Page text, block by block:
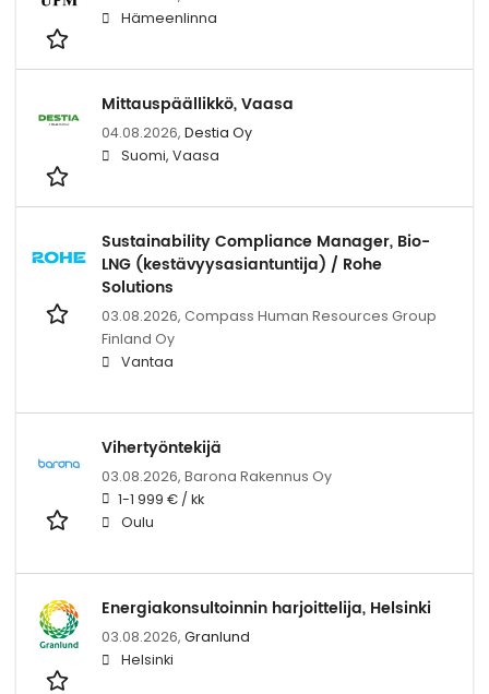
Hämeenlinna
Mittauspäällikkö, Vaasa
04.08.2026, Destia Oy
Suomi, Vaasa
Sustainability Compliance Manager, Bio-
LNG (kestävyysasiantuntija) / Rohe
Solutions
03.08.2026, Compass Human Resources Group
Finland Oy
Vantaa
Vihertyöntekijä
03.08.2026, Barona Rakennus Oy
1-1 999 € / kk
Oulu
Energiakonsultoinnin harjoittelija, Helsinki
03.08.2026, Granlund
Helsinki